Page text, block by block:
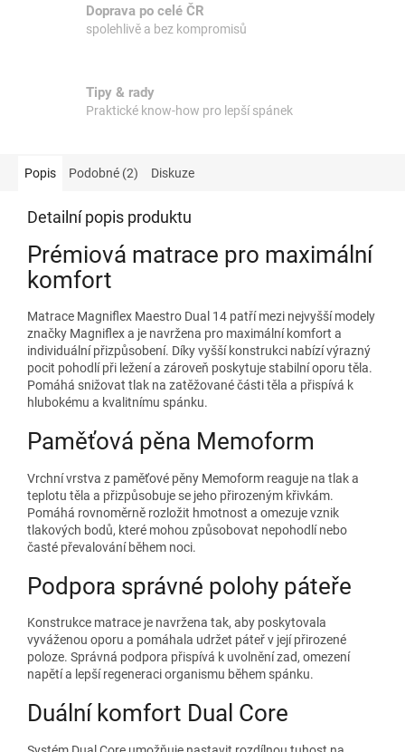
Doprava po celé ČR
spolehlivě a bez kompromisů
Tipy & rady
Praktické know-how pro lepší spánek
Popis Podobné (2) Diskuze
Detailní popis produktu
Prémiová matrace pro maximální
komfort
Matrace Magniflex Maestro Dual 14 patří mezi nejvyšší modely
značky Magniflex a je navržena pro maximální komfort a
individuální přizpůsobení. Díky vyšší konstrukci nabízí výrazný
pocit pohodlí při ležení a zároveň poskytuje stabilní oporu těla.
Pomáhá snižovat tlak na zatěžované části těla a přispívá k
hlubokému a kvalitnímu spánku.
Paměťová pěna Memoform
Vrchní vrstva z paměťové pěny Memoform reaguje na tlak a
teplotu těla a přizpůsobuje se jeho přirozeným křivkám.
Pomáhá rovnoměrně rozložit hmotnost a omezuje vznik
tlakových bodů, které mohou způsobovat nepohodlí nebo
časté převalování během noci.
Podpora správné polohy páteře
Konstrukce matrace je navržena tak, aby poskytovala
vyváženou oporu a pomáhala udržet páteř v její přirozené
poloze. Správná podpora přispívá k uvolnění zad, omezení
napětí a lepší regeneraci organismu během spánku.
Duální komfort Dual Core